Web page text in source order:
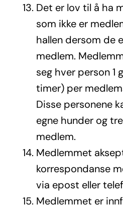
Det er lov til å ha
som ikke er
hallen dersom de
medlem.
seg hver person 1
timer) per
Disse personene
egne hunder og
medlem.
Medlemmet
korrespondanse
via epost eller
Medlemmet er